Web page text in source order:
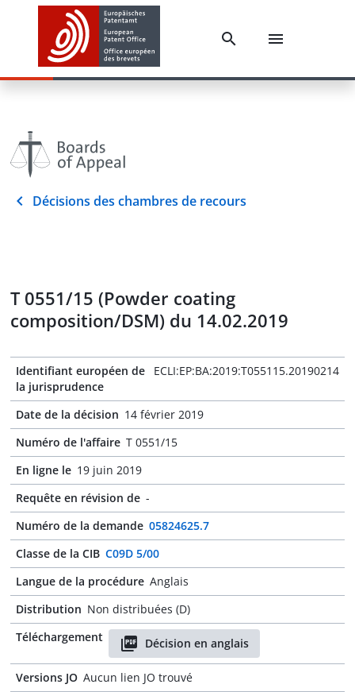
Décisions des chambres de recours
T 0551/15 (Powder coating
composition/DSM) du 14.02.2019
Identifiant européen de
la jurisprudence
ECLI:EP:BA:2019:T055115.20190214
Date de la décision 14 février 2019
Numéro de l'affaire T 0551/15
En ligne le 19 juin 2019
Requête en révision de -
Numéro de la demande 05824625.7
Classe de la CIB C09D 5/00
Langue de la procédure Anglais
Distribution Non distribuées (D)
Téléchargement
Décision en anglais
Versions JO Aucun lien JO trouvé